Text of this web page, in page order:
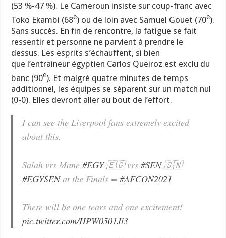
(53 %-47 %). Le Cameroun insiste sur coup-franc avec
Toko Ekambi (68e) ou de loin avec Samuel Gouet (70e).
Sans succès. En fin de rencontre, la fatigue se fait
ressentir et personne ne parvient à prendre le
dessus. Les esprits s’échauffent, si bien
que l’entraineur égyptien Carlos Queiroz est exclu du
banc (90e). Et malgré quatre minutes de temps
additionnel, les équipes se séparent sur un match nul
(0-0). Elles devront aller au bout de l’effort.
I can see the Liverpool fans extremely excited
about this.
Salah vrs Mane#EGY🇪🇬 vrs#SEN🇸🇳
#EGYSENat the Finals =#AFCON2021
There will be one tears and one excitement!
pic.twitter.com/HPW0501Jl3